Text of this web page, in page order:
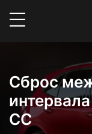
Сброс
CC